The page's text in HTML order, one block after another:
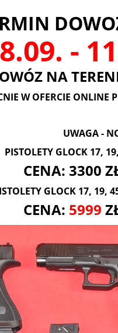
-
NA
W OFERCIE ONLINE
UWAGA -
PISTOLETY GLOCK 17,
CENA: 3300
GLOCK 17, 19,
CENA: 5999